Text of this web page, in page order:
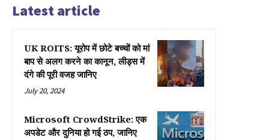
Latest article
UK ROITS: यूरोप में छोटे बच्चों को मां
बाप से अलग करने का कानून, लीड्स में
दंगे की पूरी वजह जानिए
July 20, 2024
Microsoft CrowdStrike: एक
अपडेट और दुनिया हो गई ठप, जानिए